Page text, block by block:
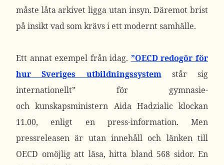
måste låta arkivet ligga utan insyn. Däremot brist
på insikt vad som krävs i ett modernt samhälle.
Ett annat exempel från idag. ”OECD redogör för
hur Sveriges utbildningssystemstår sig
internationellt” för gymnasie-
och kunskapsministern Aida Hadzialic klockan
11.00, enligt en press-information. Men
pressreleasen är utan innehåll och länken till
OECD omöjlig att läsa, hitta bland 568 sidor. En